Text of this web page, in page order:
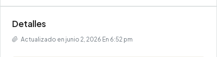
Detalles
Actualizado en junio 2, 2026 En 6:52 pm